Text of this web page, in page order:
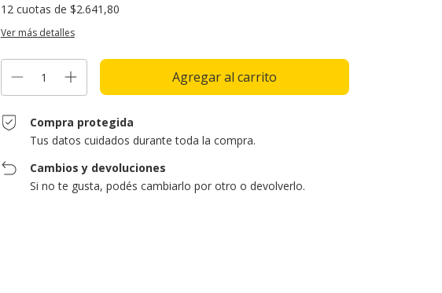
12 cuotas de $2.641,80
Ver más detalles
Compra protegida
Tus datos cuidados durante toda la compra.
Cambios y devoluciones
Si no te gusta, podés cambiarlo por otro o devolverlo.